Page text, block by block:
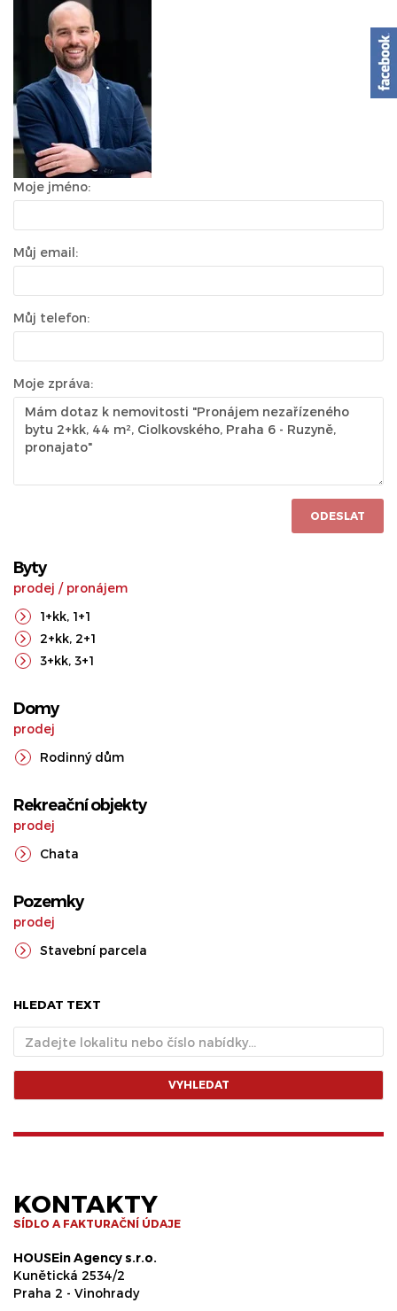
Moje jméno:
Můj email:
Můj telefon:
Moje zpráva:
ODESLAT
Byty
prodej / pronájem
1+kk, 1+1
2+kk, 2+1
3+kk, 3+1
Domy
prodej
Rodinný dům
Rekreační objekty
prodej
Chata
Pozemky
prodej
Stavební parcela
HLEDAT TEXT
VYHLEDAT
KONTAKTY
SÍDLO A FAKTURAČNÍ ÚDAJE
HOUSEin Agency s.r.o.
Kunětická 2534/2
Praha 2 - Vinohrady